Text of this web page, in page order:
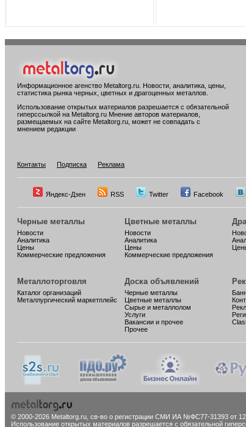
Информационное агенство Metaltorg.ru. Новости, аналитика, цены,
статистика рынка черных, цветных и драгоценных металлов.
Использование открытых материалов разрешается с обязательной
гиперссылкой на Metaltorg.ru Мнение авторов материалов,
размещаемых на сайте Metaltorg.ru, может не совпадать с
мнением редакции
Контакты
Подписка Реклама
Яндекс-Дзен RSS Twitter Facebook
Черные металлы
Новости
Аналитика
Цены
Коммерческие предложения
Цветные металлы
Новости
Аналитика
Цены
Коммерческие предложения
Металлоторговля
Каталог организаций
Металлургический маркетплейс
Доска объявлений
Черные металлы
Цветные металлы
Сырье и металлолом
Услуги
Вакансии и прочее
Прочее
© 2000-2026 Metaltorg.ru, св-во о регистрации СМИ ИА №ФС77-31393 от 12
Использование открытых материалов разрешается с обязательной